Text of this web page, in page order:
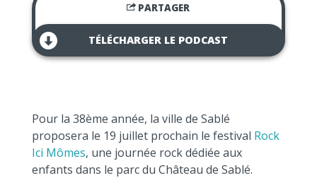
PARTAGER
TÉLÉCHARGER LE PODCAST
Pour la 38ème année, la ville de Sablé
proposera le 19 juillet prochain le festival Rock
Ici Mômes, une journée rock dédiée aux
enfants dans le parc du Château de Sablé.